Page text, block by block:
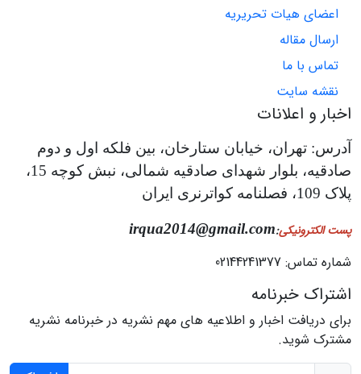
اعضای هیات تحریریه
ارسال مقاله
تماس با ما
نقشه سایت
اخبار و اعلانات
آدرس: تهران، خیابان ستارخان، بین فلکه اول و دوم
صادقیه، بلوار شهدای صادقیه شمالی، نبش کوچه 15،
پلاک 109، فصلنامه کواترنری ایران
پست الکترونیکی:
irqua2014@gmail.com
شماره تماس: 02144241377
اشتراک خبرنامه
برای دریافت اخبار و اطلاعیه های مهم نشریه در خبرنامه نشریه
مشترک شوید.